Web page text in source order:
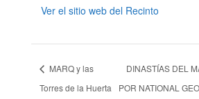
Ver el sitio web del Recinto
MARQ y las
Torres de la Huerta
DINASTÍAS DEL
POR NATIONAL